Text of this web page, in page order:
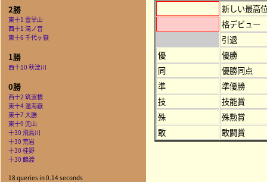
2勝
東十1 雲早山
西十1 滝ノ音
東十6 千代ヶ嶽
1勝
西十10 秋津川
0勝
西十2 筑波根
東十4 温海嶽
東十7 大勝
東十9 兜山
十30 飛鳥川
十30 荒岩
十30 桂野
十30 鶴渡
18 queries in 0.14 seconds
新しい最高
格デビュー
引退
優
優勝
同
優勝同点
準
準優勝
技
技能賞
殊
殊勲賞
敢
敢闘賞